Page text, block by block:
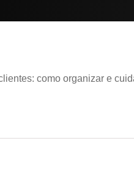
como organizar e